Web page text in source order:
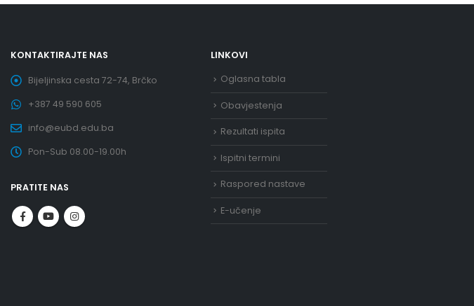
KONTAKTIRAJTE NAS
Bijeljinska cesta 72-74, Brčko
+387 49 590 605
info@eubd.edu.ba
Pon-Sub 08.00-19.00h
PRATITE NAS
LINKOVI
Oglasna tabla
Obavjestenja
Rezultati ispita
Ispitni termini
Raspored nastave
E-učenje